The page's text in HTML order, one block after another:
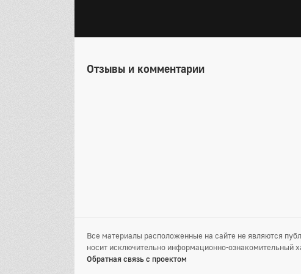
Отзывы и комментарии
Все материалы расположенные на сайте не являются
носит исключительно информационно-ознакомительный
Обратная связь с проектом